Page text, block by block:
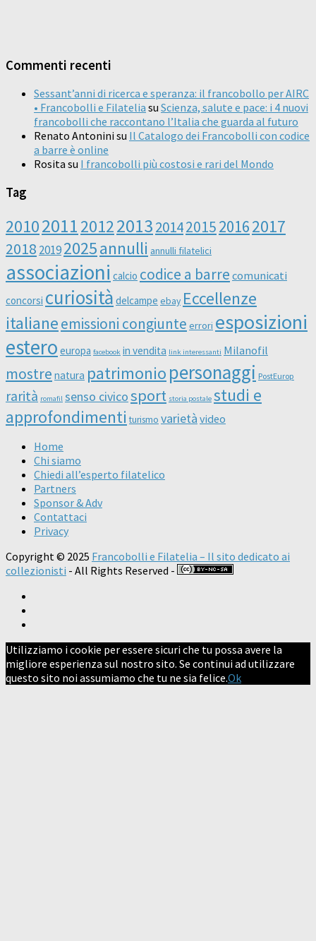
Commenti recenti
Sessant’anni di ricerca e speranza: il francobollo per AIRC
• Francobolli e Filatelia su Scienza, salute e pace: i 4 nuovi
francobolli che raccontano l’Italia che guarda al futuro
Renato Antonini su Il Catalogo dei Francobolli con codice
a barre è online
Rosita su I francobolli più costosi e rari del Mondo
Tag
20102011201220132014201520162017
2018 20192025annulli annulli filatelici
associazioni calcio codice a barre comunicati
concorsi curiosità delcampe ebay Eccellenze
italianeemissioni congiunte errori esposizioni
estero europa facebook in vendita link interessanti Milanofil
mostre natura patrimonio personaggi PostEurop
rarità romafil senso civicosport storia postale studi e
approfondimenti turismo varietà video
Home
Chi siamo
Chiedi all’esperto filatelico
Partners
Sponsor & Adv
Contattaci
Privacy
Copyright © 2025 Francobolli e Filatelia – Il sito dedicato ai
collezionisti - All Rights Reserved -
Utilizziamo i cookie per essere sicuri che tu possa avere la
migliore esperienza sul nostro sito. Se continui ad utilizzare
questo sito noi assumiamo che tu ne sia felice.Ok